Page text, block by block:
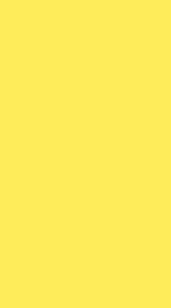
dem
Jena und
MEDIA